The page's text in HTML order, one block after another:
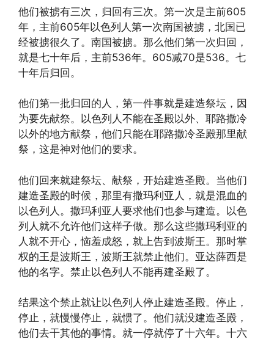
他们被掳有三次，归回有三次。第一次是主前605
年，主前605年以色列人第一次南国被掳，北国已
经被掳很久了。南国被掳。那么他们第一次归回，
就是七十年后，主前536年。605减70是536。七
十年后归回。
他们第一批归回的人，第一件事就是建造祭坛，因
为要先献祭。以色列人不能在圣殿以外、耶路撒冷
以外的地方献祭，他们只能在耶路撒冷圣殿那里献
祭，这是神对他们的要求。
他们回来就建祭坛、献祭，开始建造圣殿。当他们
建造圣殿的时候，那里有撒玛利亚人，就是混血的
以色列人。撒玛利亚人要求他们也参与建造。以色
列人就不允许他们这样子做。那么这些撒玛利亚的
人就不开心，恼羞成怒，就上告到波斯王。那时掌
权的王是波斯王，波斯王就禁止他们。亚达薛西是
他的名字。禁止以色列人不能再建圣殿了。
结果这个禁止就让以色列人停止建造圣殿。停止，
停止，就慢慢停止，就惯了。他们就没建造圣殿，
他们去干其他的事情。就一停就停了十六年。十六